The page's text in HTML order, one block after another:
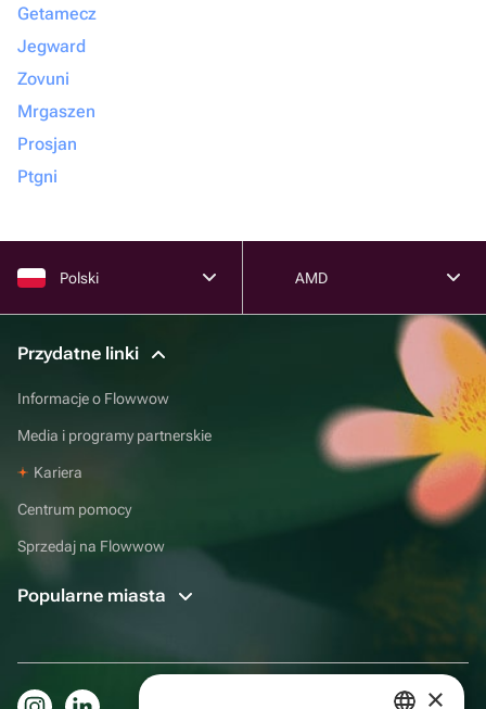
Getamecz
Jegward
Zovuni
Mrgaszen
Prosjan
Ptgni
Polski AMD
Przydatne linki
Informacje o Flowwow
Media i programy partnerskie
Kariera
Centrum pomocy
Sprzedaj na Flowwow
Popularne miasta
×